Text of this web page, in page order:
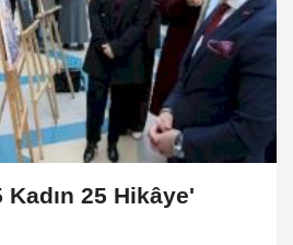
Kadın 25 Hikâye'